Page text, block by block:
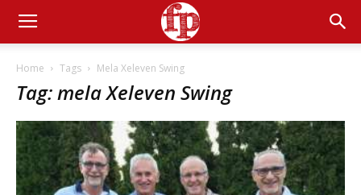
Home Tags Mela Xeleven Swing
Tag: mela Xeleven Swing